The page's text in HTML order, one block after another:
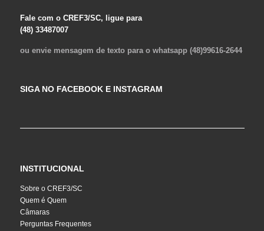
Fale com o CREF3/SC, ligue para
(48) 33487007
ou envie mensagem de texto para o whatsapp (48)99616-2644
SIGA NO FACEBOOK E INSTAGRAM
INSTITUCIONAL
Sobre o CREF3/SC
Quem é Quem
Câmaras
Perguntas Frequentes